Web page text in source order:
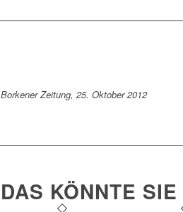
Borkener Zeitung, 25. Oktober 2012
DAS KÖNNTE